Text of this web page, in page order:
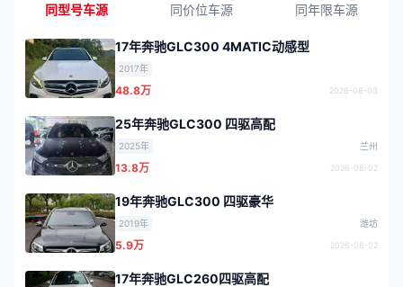
同型号车源 同价位车源 同年限车源
17年奔驰GLC300 4MATIC动感型
2017年
48.8万 2026-08-03
25年奔驰GLC300 四驱高配
2025年 兰州
13.8万 2026-08-02
19年奔驰GLC300 四驱豪华
2019年 潍坊
5.9万 2026-08-02
17年奔驰GLC260四驱高配